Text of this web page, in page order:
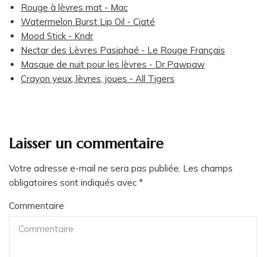
Rouge à lèvres mat - Mac
Watermelon Burst Lip Oil - Ciaté
Mood Stick - Kndr
Nectar des Lèvres Pasiphaé - Le Rouge Français
Masque de nuit pour les lèvres - Dr.Pawpaw
Crayon yeux, lèvres, joues - All Tigers
Laisser un commentaire
Votre adresse e-mail ne sera pas publiée. Les champs
obligatoires sont indiqués avec *
Commentaire